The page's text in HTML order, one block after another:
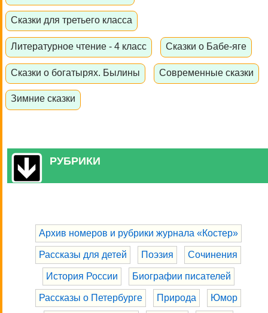
Сказки для третьего класса
Литературное чтение - 4 класс Сказки о Бабе-яге
Сказки о богатырях. Былины Современные сказки
Зимние сказки
РУБРИКИ
Архив номеров и рубрики журнала «Костер»
Рассказы для детей Поэзия Сочинения
История России Биографии писателей
Рассказы о Петербурге Природа Юмор